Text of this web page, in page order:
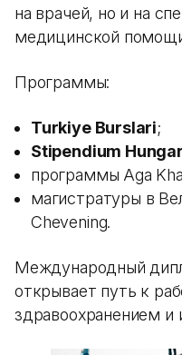
на врачей, но и на
медицинской
Программы:
Turkiye Burslari;
Stipendium
программы Aga
магистратуры в
Chevening.
Международный
открывает путь к
здравоохранением и